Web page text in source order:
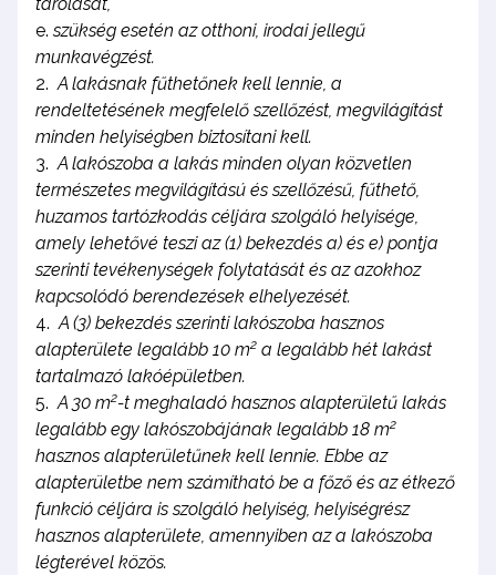
szükség esetén az otthoni, irodai jellegű
munkavégzést.
A lakásnak fűthetőnek kell lennie, a
rendeltetésének megfelelő szellőzést, megvilágítást
minden helyiségben biztosítani kell.
A lakószoba a lakás minden olyan közvetlen
természetes megvilágítású és szellőzésű, fűthető,
huzamos tartózkodás céljára szolgáló helyisége,
amely lehetővé teszi az (1) bekezdés a) és e) pontja
szerinti tevékenységek folytatását és az azokhoz
kapcsolódó berendezések elhelyezését.
A (3) bekezdés szerinti lakószoba hasznos
alapterülete legalább 10 m2 a legalább hét lakást
tartalmazó lakóépületben.
A 30 m2-t meghaladó hasznos alapterületű lakás
legalább egy lakószobájának legalább 18 m2
hasznos alapterületűnek kell lennie. Ebbe az
alapterületbe nem számítható be a főző és az étkező
funkció céljára is szolgáló helyiség, helyiségrész
hasznos alapterülete, amennyiben az a lakószoba
légterével közös.